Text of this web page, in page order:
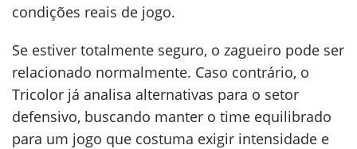
condições reais de jogo.
Se estiver totalmente seguro, o zagueiro pode ser
relacionado normalmente. Caso contrário, o
Tricolor já analisa alternativas para o setor
defensivo, buscando manter o time equilibrado
para um jogo que costuma exigir intensidade e